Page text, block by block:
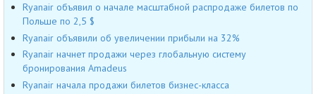
Ryanair объявил о начале масштабной распродаже билетов по
Польше по 2,5 $
Ryanair объявили об увеличении прибыли на 32%
Ryanair начнет продажи через глобальную систему
бронирования Amadeus
Ryanair начала продажи билетов бизнес-класса